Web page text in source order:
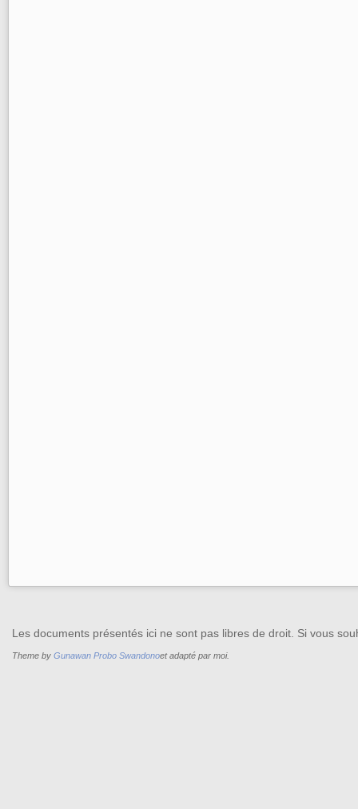
Les documents présentés ici ne sont pas libres de droit. Si vous
Theme by Gunawan Probo Swandonoet adapté par moi.